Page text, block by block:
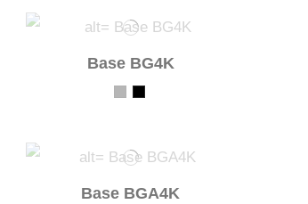
Base BG4K
Base BGA4K